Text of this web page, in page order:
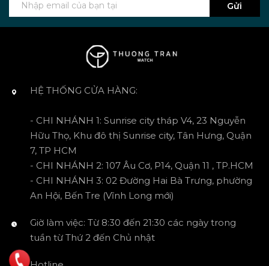
Gửi
HỆ THỐNG CỬA HÀNG:
- CHI NHÁNH 1: Sunrise city tháp V4, 23 Nguyễn
Hữu Thọ, Khu đô thị Sunrise city, Tân Hưng, Quận
7, TP HCM
- CHI NHÁNH 2: 107 Âu Cơ, P14, Quận 11 , TP.HCM
- CHI NHÁNH 3: 02 Đường Hai Bà Trưng, phường
An Hội, Bến Tre (Vĩnh Long mới)
Giờ làm việc: Từ 8:30 đến 21:30 các ngày trong
tuần từ Thứ 2 đến Chủ nhật